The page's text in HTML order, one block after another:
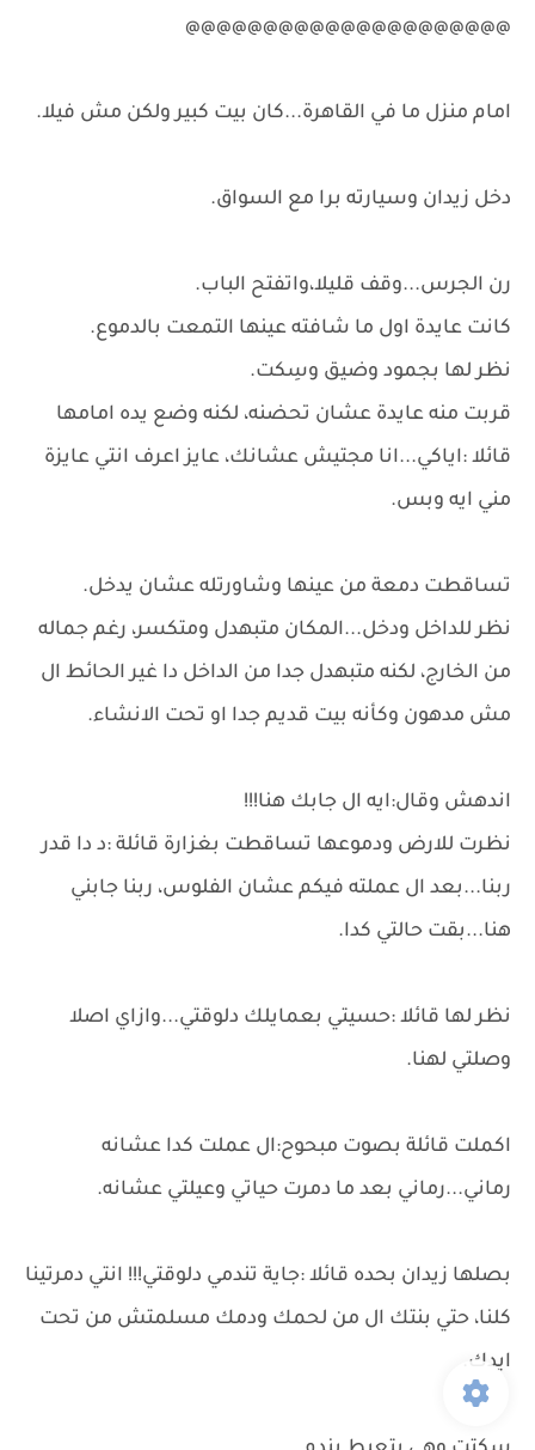
@@@@@@@@@@@@@@@@@@@@@
امام منزل ما في القاهرة...كان بيت كبير ولكن مش فيلا.
دخل زيدان وسيارته برا مع السواق.
رن الجرس...وقف قليلا،واتفتح الباب.
كانت عايدة اول ما شافته عينها التمعت بالدموع.
نظر لها بجمود وضيق وسِكت.
قربت منه عايدة عشان تحضنه، لكنه وضع يده امامها
قائلا :اياكي...انا مجتيش عشانك، عايز اعرف انتي عايزة
مني ايه وبس.
تساقطت دمعة من عينها وشاورتله عشان يدخل.
نظر للداخل ودخل...المكان متبهدل ومتكسر، رغم جماله
من الخارج، لكنه متبهدل جدا من الداخل دا غير الحائط ال
مش مدهون وكأنه بيت قديم جدا او تحت الانشاء.
اندهش وقال:ايه ال جابك هنا!!!
نظرت للارض ودموعها تساقطت بغزارة قائلة :د دا قدر
ربنا...بعد ال عملته فيكم عشان الفلوس، ربنا جابني
هنا...بقت حالتي كدا.
نظر لها قائلا :حسيتي بعمايلك دلوقتي...وازاي اصلا
وصلتي لهنا.
اكملت قائلة بصوت مبحوح:ال عملت كدا عشانه
رماني...رماني بعد ما دمرت حياتي وعيلتي عشانه.
بصلها زيدان بحده قائلا :جاية تندمي دلوقتي!!! انتي دمرتينا
كلنا، حتي بنتك ال من لحمك ودمك مسلمتش من تحت
ايدك.